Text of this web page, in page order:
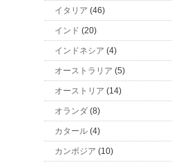
イタリア (46)
インド (20)
インドネシア (4)
オーストラリア (5)
オーストリア (14)
オランダ (8)
カタール (4)
カンボジア (10)